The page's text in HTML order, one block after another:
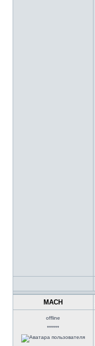
MACH
offline
******